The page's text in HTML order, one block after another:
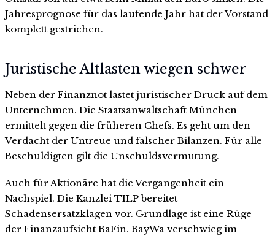
Jahresprognose für das laufende Jahr hat der Vorstand
komplett gestrichen.
Juristische Altlasten wiegen schwer
Neben der Finanznot lastet juristischer Druck auf dem
Unternehmen. Die Staatsanwaltschaft München
ermittelt gegen die früheren Chefs. Es geht um den
Verdacht der Untreue und falscher Bilanzen. Für alle
Beschuldigten gilt die Unschuldsvermutung.
Auch für Aktionäre hat die Vergangenheit ein
Nachspiel. Die Kanzlei TILP bereitet
Schadensersatzklagen vor. Grundlage ist eine Rüge
der Finanzaufsicht BaFin. BayWa verschwieg im